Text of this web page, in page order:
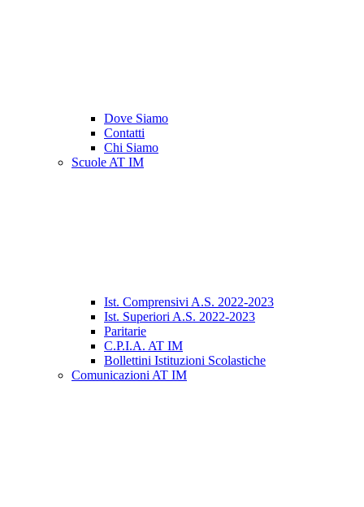
Dove Siamo
Contatti
Chi Siamo
Scuole AT IM
Ist. Comprensivi A.S. 2022-2023
Ist. Superiori A.S. 2022-2023
Paritarie
C.P.I.A. AT IM
Bollettini Istituzioni Scolastiche
Comunicazioni AT IM